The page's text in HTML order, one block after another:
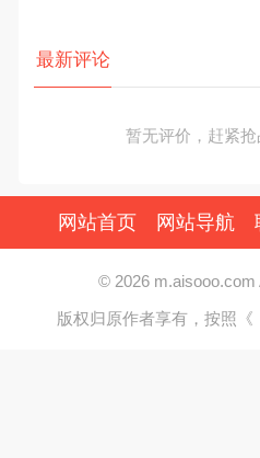
最新评论
暂无评价，赶紧
网站首页 网站导航
© 2026 m.aisooo.com
版权归原作者享有，按照《